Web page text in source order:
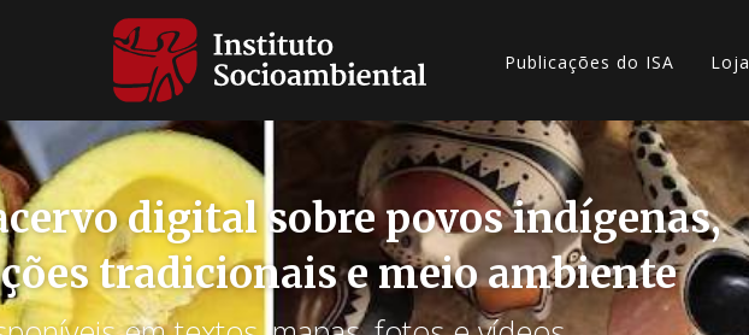
Publicações do ISA Loja
digital sobre povos indígenas,
tradicionais e meio ambiente